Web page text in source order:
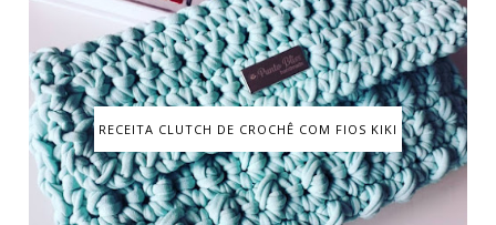
RECEITA CLUTCH DE CROCHÊ COM FIOS KIKI